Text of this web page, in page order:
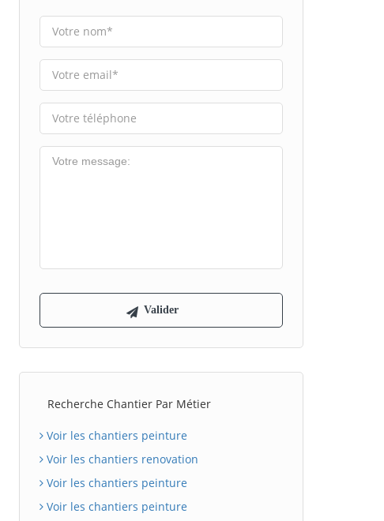
Recherche Chantier Par Métier
Voir les chantiers peinture
Voir les chantiers renovation
Voir les chantiers peinture
Voir les chantiers peinture